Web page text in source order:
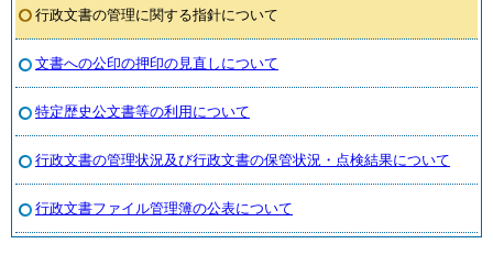
行政文書の管理に関する指針について
文書への公印の押印の見直しについて
特定歴史公文書等の利用について
行政文書の管理状況及び行政文書の保管状況・点検結果について
行政文書ファイル管理簿の公表について